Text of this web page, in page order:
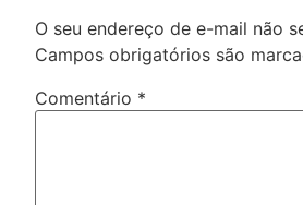
O seu endereço de e-mail não
Campos obrigatórios são
Comentário *